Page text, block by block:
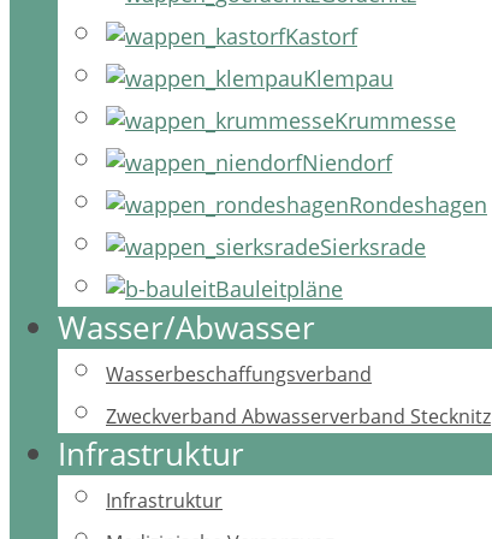
Kastorf
Klempau
Krummesse
Niendorf
Rondeshagen
Sierksrade
Bauleitpläne
Wasser/Abwasser
Wasserbeschaffungsverband
Zweckverband Abwasserverband Stecknitz
Infrastruktur
Infrastruktur